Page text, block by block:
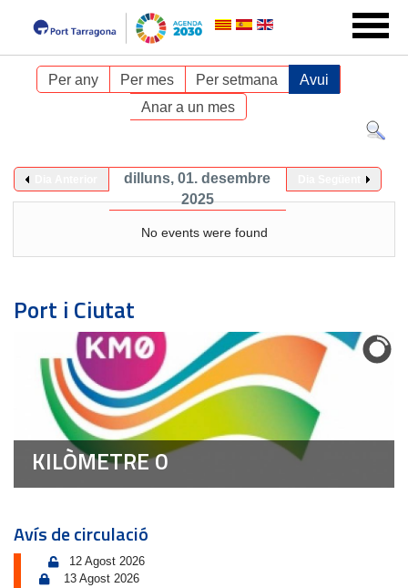
Per any Per mes Per setmana
Avui
Anar a un mes
dilluns, 01. desembre
2025
No events were found
Port i Ciutat
KILÒMETRE 0
Avís de circulació
12 Agost 2026
13 Agost 2026